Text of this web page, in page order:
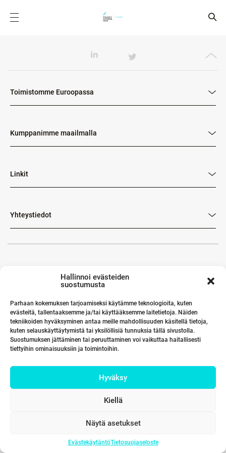
Hallinnoi evästeiden
suostumusta
Parhaan kokemuksen tarjoamiseksi käytämme teknologioita, kuten
evästeitä, tallentaaksemme ja/tai käyttääksemme laitetietoja. Näiden
tekniikoiden hyväksyminen antaa meille mahdollisuuden käsitellä tietoja,
kuten selauskäyttäytymistä tai yksilöllisiä tunnuksia tällä sivustolla.
Suostumuksen jättäminen tai peruuttaminen voi vaikuttaa haitallisesti
tiettyihin ominaisuuksiin ja toimintoihin.
Hyväksy
Kiellä
Näytä asetukset
EvästekäytäntöTietosuojaseloste
Toimistomme Euroopassa
Kumppanimme maailmalla
Linkit
Yhteystiedot